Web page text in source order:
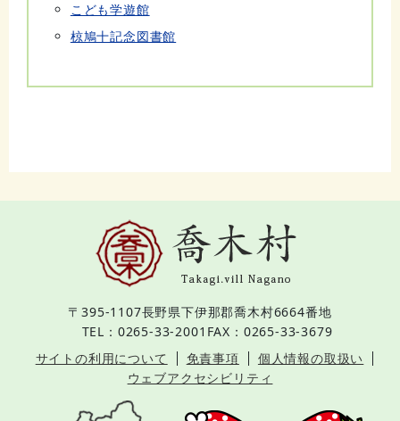
こども学遊館
椋鳩十記念図書館
〒395-1107長野県下伊那郡喬木村6664番地
TEL：0265-33-2001 FAX：0265-33-3679
サイトの利用について
免責事項
個人情報の取扱い
ウェブアクセシビリティ